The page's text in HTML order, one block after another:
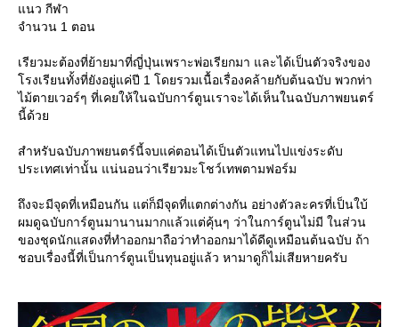
นว กีฬา
จำนวน 1 ตอน
เรียวมะต้องที่ย้ายมาที่ญี่ปุ่นเพราะพ่อเรียกมา และได้เป็นตัวจริงของ
รงเรียนทั้งที่ยังอยู่แค่ปี 1 โดยรวมเนื้อเรื่องคล้ายกับต้นฉบับ พวกท่า
ไม้ตายเวอร์ๆ ที่เคยให้ในฉบับการ์ตูนเราจะได้เห็นในฉบับภาพยนตร์
นี้ด้ว
สำหรับฉบับภาพยนตร์นี้จบแค่ตอนได้เป็นตัวแทนไปแข่งระดับ
ประเทศเท่านั้น แน่นอนว่าเรียวมะโชว์เทพตามฟอร์ม
ถึงจะมีจุดที่เหมือนกัน แต่ก็มีจุดที่แตกต่างกัน อย่างตัวละครที่เป็นใบ้
ผมดูฉบับการ์ตูนมานานมากแล้วแต่คุ้นๆ ว่าในการ์ตูนไม่มี ในส่วน
ของชุดนักแสดงที่ทำออกมาถือว่าทำออกมาได้ดีดูเหมือนต้นฉบับ ถ้า
ชอบเรื่องนี้ที่เป็นการ์ตูนเป็นทุนอยู่แล้ว หามาดูก็ไม่เสียหายครับ